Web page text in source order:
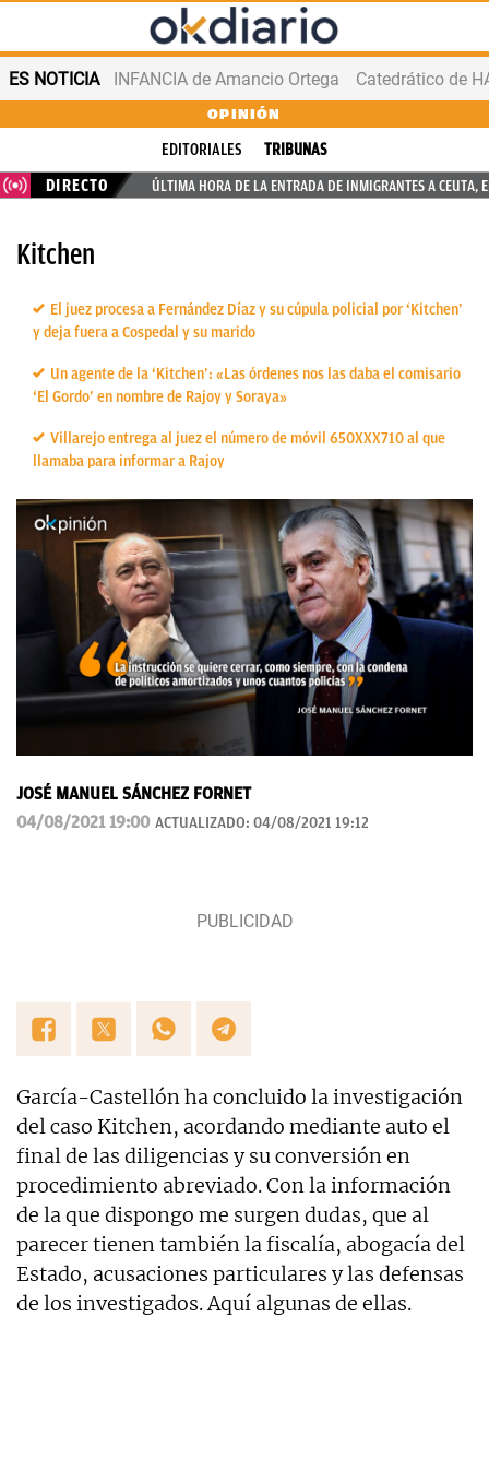
ES NOTICIA INFANCIA de Amancio Ortega
OPINIÓN
EDITORIALES
TRIBUNAS
DIRECTO
ÚLTIMA HORA DE LA ENTRADA DE INMIGRANTES A CEUTA,
Kitchen
El juez procesa a Fernández Díaz y su cúpula policial por ‘Kitchen’
y deja fuera a Cospedal y su marido
Un agente de la ‘Kitchen’: «Las órdenes nos las daba el comisario
‘El Gordo’ en nombre de Rajoy y Soraya»
Villarejo entrega al juez el número de móvil 650XXX710 al que
llamaba para informar a Rajoy
JOSÉ MANUEL SÁNCHEZ FORNET
04/08/2021 19:00 ACTUALIZADO: 04/08/2021 19:12
García-Castellón ha concluido la investigación
del caso Kitchen, acordando mediante auto el
final de las diligencias y su conversión en
procedimiento abreviado. Con la información
de la que dispongo me surgen dudas, que al
parecer tienen también la fiscalía, abogacía del
Estado, acusaciones particulares y las defensas
de los investigados. Aquí algunas de ellas.